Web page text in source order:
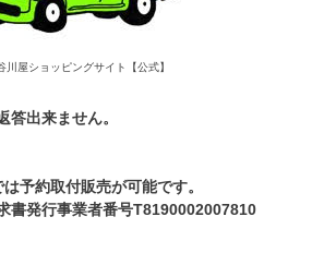
川屋ショッピングサイト【公式】
出来ません。
は予約取付販売が可能です。
書発行事業者番号T8190002007810